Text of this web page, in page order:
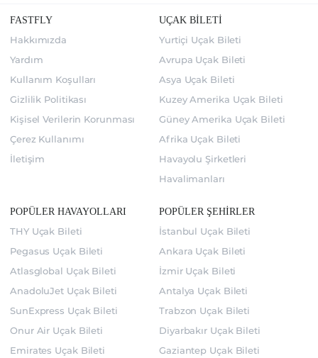
FASTFLY
Hakkımızda
Yardım
Kullanım Koşulları
Gizlilik Politikası
Kişisel Verilerin Korunması
Çerez Kullanımı
İletişim
UÇAK BİLETİ
Yurtiçi Uçak Bileti
Avrupa Uçak Bileti
Asya Uçak Bileti
Kuzey Amerika Uçak Bileti
Güney Amerika Uçak Bileti
Afrika Uçak Bileti
Havayolu Şirketleri
Havalimanları
POPÜLER HAVAYOLLARI
THY Uçak Bileti
Pegasus Uçak Bileti
Atlasglobal Uçak Bileti
AnadoluJet Uçak Bileti
SunExpress Uçak Bileti
Onur Air Uçak Bileti
Emirates Uçak Bileti
POPÜLER ŞEHİRLER
İstanbul Uçak Bileti
Ankara Uçak Bileti
İzmir Uçak Bileti
Antalya Uçak Bileti
Trabzon Uçak Bileti
Diyarbakır Uçak Bileti
Gaziantep Uçak Bileti